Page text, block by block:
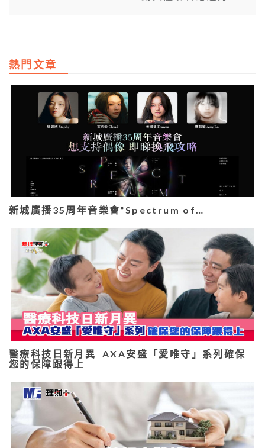
熱門文章
新城廣播35周年音樂會“Spectrum of…
醫療科技日新月異 AXA安盛「愛唯守」系列確保
您的保障跟得上